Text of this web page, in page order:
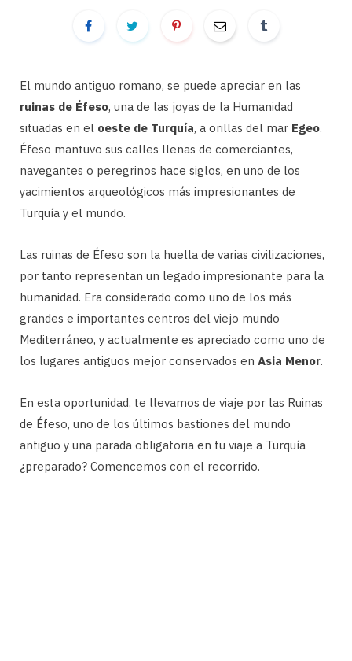
El mundo antiguo romano, se puede apreciar en las
ruinas de Éfeso, una de las joyas de la Humanidad
situadas en el oeste de Turquía, a orillas del mar Egeo.
Éfeso mantuvo sus calles llenas de comerciantes,
navegantes o peregrinos hace siglos, en uno de los
yacimientos arqueológicos más impresionantes de
Turquía y el mundo.
Las ruinas de Éfeso son la huella de varias civilizaciones,
por tanto representan un legado impresionante para la
humanidad. Era considerado como uno de los más
grandes e importantes centros del viejo mundo
Mediterráneo, y actualmente es apreciado como uno de
los lugares antiguos mejor conservados en Asia Menor.
En esta oportunidad, te llevamos de viaje por las Ruinas
de Éfeso, uno de los últimos bastiones del mundo
antiguo y una parada obligatoria en tu viaje a Turquía
¿preparado? Comencemos con el recorrido.